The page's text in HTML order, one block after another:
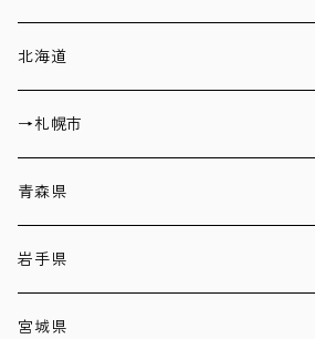
北海道
→札幌市
青森県
岩手県
宮城県